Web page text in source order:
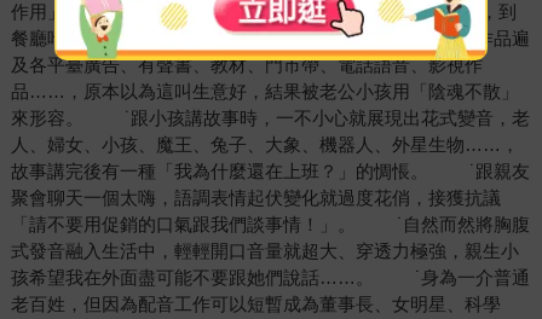
作用」。 例如： ˙走在路上看到招牌上的字就想唸出來，到
餐廳吃飯也會自動開始朗讀菜單。 ˙身為專業配音員，作品遍
及各平臺廣告、有聲書、教材、門市帶、電話語音、影視作
品……，原本以為這叫生意好，結果被老公小孩用「陰魂不散」
來形容。 ˙跟小孩講故事時，一不小心就展現出花式變音，老
人、婦女、小孩、魔王、兔子、大象、機器人、外星生物……，
故事講完後有一種「我為什麼還在上班？」的惆悵。 ˙跟親友
聚會聊天一個太嗨，語調表情起伏變化就過度花俏，接獲抗議
「請不要用促銷的口氣跟我們談事情！」。 ˙自然而然將胸腹
式發音融入生活中，輕輕開口音量就超大、穿透力極強，親生小
孩希望我在外面盡可能不要跟她們說話……。 ˙身為一介普通
老百姓，但因為配音工作可以短暫成為董事長、女明星、科學